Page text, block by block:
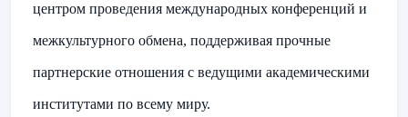
центром проведения международных конференций и
межкультурного обмена, поддерживая прочные
партнерские отношения с ведущими академическими
институтами по всему миру.